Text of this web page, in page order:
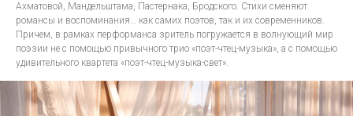
Ахматовой, Мандельштама, Пастернака, Бродского. Стихи сменяют
романсы и воспоминания… как самих поэтов, так и их современников.
Причем, в рамках перформанса зритель погружается в волнующий мир
поэзии не с помощью привычного трио «поэт-чтец-музыка», а с помощью
удивительного квартета «поэт-чтец-музыка-свет».